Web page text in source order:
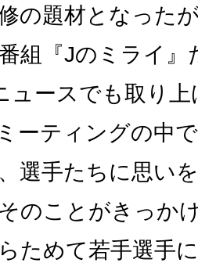
の題材となった
組『Jのミライ』
ースでも取り上
ーティングの中
選手たちに思い
のことがきっか
ためて若手選手